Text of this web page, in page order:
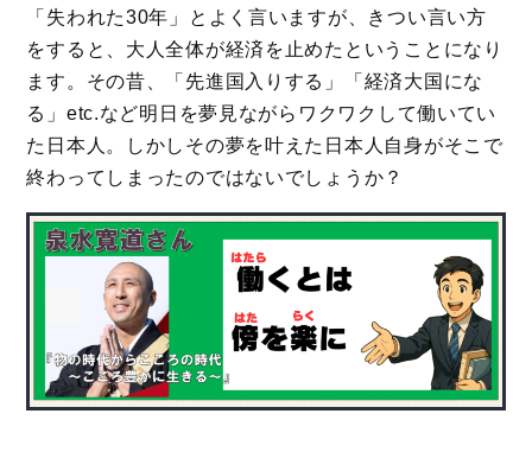
「失われた30年」とよく言いますが、きつい言い方
をすると、大人全体が経済を止めたということになり
ます。その昔、「先進国入りする」「経済大国にな
る」etc.など明日を夢見ながらワクワクして働いてい
た日本人。しかしその夢を叶えた日本人自身がそこで
終わってしまったのではないでしょうか？